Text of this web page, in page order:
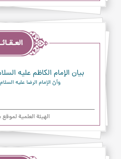
بيان الإمام الكاظم عليه
وأنّ الإمام الرضا عليه
الهیئة العلمیة